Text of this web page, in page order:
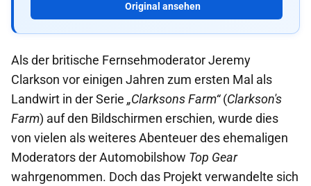
Original ansehen
Als der britische Fernsehmoderator Jeremy
Clarkson vor einigen Jahren zum ersten Mal als
Landwirt in der Serie „Clarksons Farm“(Clarkson's
Farm) auf den Bildschirmen erschien, wurde dies
von vielen als weiteres Abenteuer des ehemaligen
Moderators der Automobilshow Top Gear
wahrgenommen. Doch das Projekt verwandelte sich